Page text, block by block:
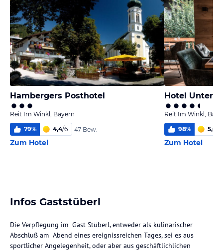
Hambergers Posthotel
Reit Im Winkl, Bayern
79% 4,4/6 47 Bew.
Zum Hotel
Hotel
Reit Im Winkl,
98% 5,6
Zum Hotel
Infos Gaststüberl
Die Verpflegung im Gast Stüberl, entweder als kulinarischer
Abschluß am Abend eines ereignissreichen Tages, sei es aus
sportlicher Angelegenheit, oder aber aus geschäftlichlichen